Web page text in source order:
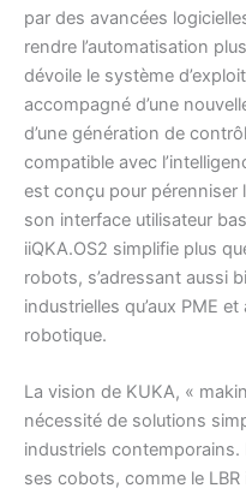
par des avancées
rendre l’automatisation
dévoile le système
accompagné d’une
d’une génération de
compatible avec
est conçu pour pérenniser
son interface utilisateur
iiQKA.OS2 simplifie plus
robots, s’adressant aussi
industrielles qu’aux PME
robotique.
La vision de KUKA, «
nécessité de solutions
industriels
ses cobots, comme le